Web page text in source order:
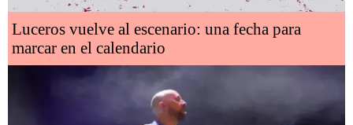
Luceros vuelve al escenario: una fecha para
marcar en el calendario